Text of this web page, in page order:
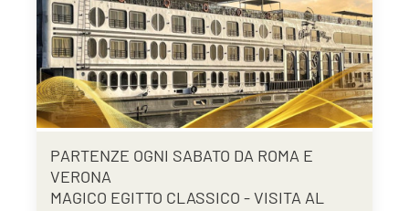
PARTENZE OGNI SABATO DA ROMA E
VERONA
MAGICO EGITTO CLASSICO - VISITA AL